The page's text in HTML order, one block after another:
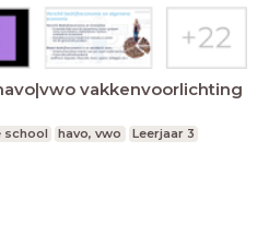
vakkenvoorlichting
school havo, vwo Leerjaar 3